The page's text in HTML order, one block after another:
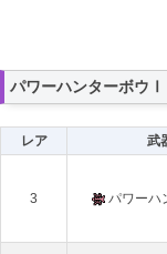
パワーハンターボウ
レア 武
3 パワーハ